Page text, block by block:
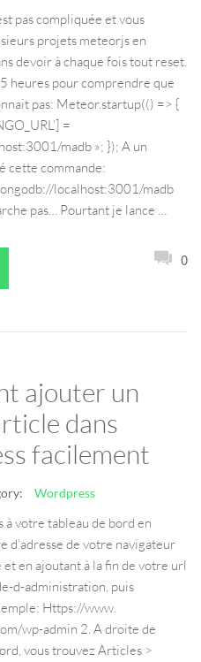
pas compliquée et vous
projets meteorjs en
devoir à chaque fois tout reset.
5 heures pour comprendre que
pas: Meteor.startup(() => {
=
madb »; }); A un
cette commande:
localhost:3001/madb
pas… Pourtant je lance …
0
ajouter un
dans
facilement
Wordpress
à votre tableau de bord en
d’adresse de votre navigateur
et en ajoutant à la fin de votre url
d-administration, puis
Https://www.
wp-admin 2. A droite de
vous trouvez Articles >